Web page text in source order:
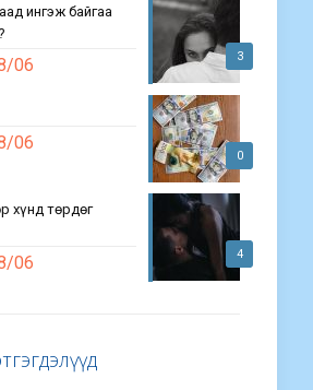
3
ингэж байгаа
06
0
06
4
хүнд төрдөг
06